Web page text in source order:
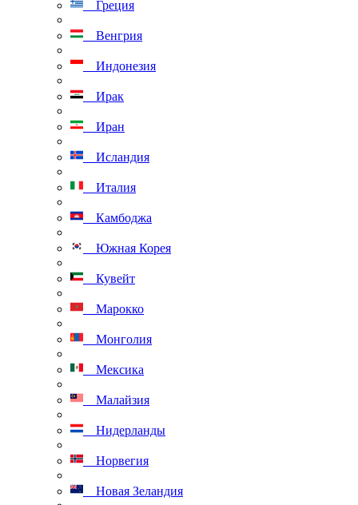
Греция
Венгрия
Индонезия
Ирак
Иран
Исландия
Италия
Камбоджа
Южная Корея
Кувейт
Марокко
Монголия
Мексика
Малайзия
Нидерланды
Норвегия
Новая Зеландия